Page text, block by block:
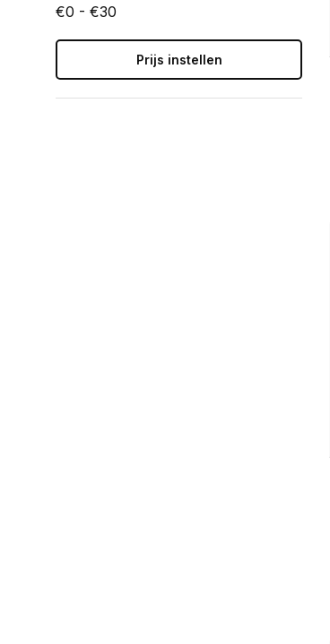
€0 - €30
Prijs instellen